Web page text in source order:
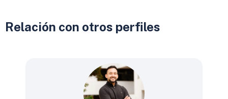
Relación con otros perfiles